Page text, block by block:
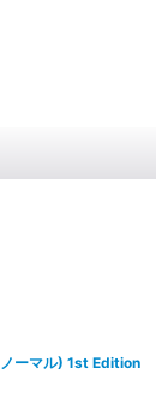
ーマル) 1st Edition